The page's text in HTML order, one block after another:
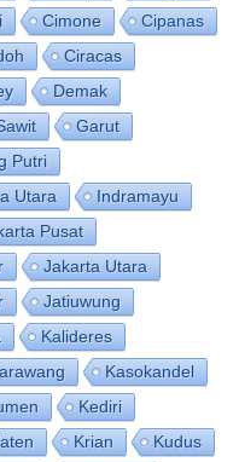
Cimone
Cipanas
Ciracas
Demak
Garut
Putri
Utara
Indramayu
Pusat
Jakarta Utara
Jatiuwung
Kalideres
Kasokandel
Kediri
Krian
Kudus